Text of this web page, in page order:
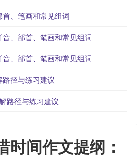
、笔画和常见组词
、部首、笔画和常见组词
、部首、笔画和常见组词
径与练习建议
路径与练习建议
时间作文提纲：